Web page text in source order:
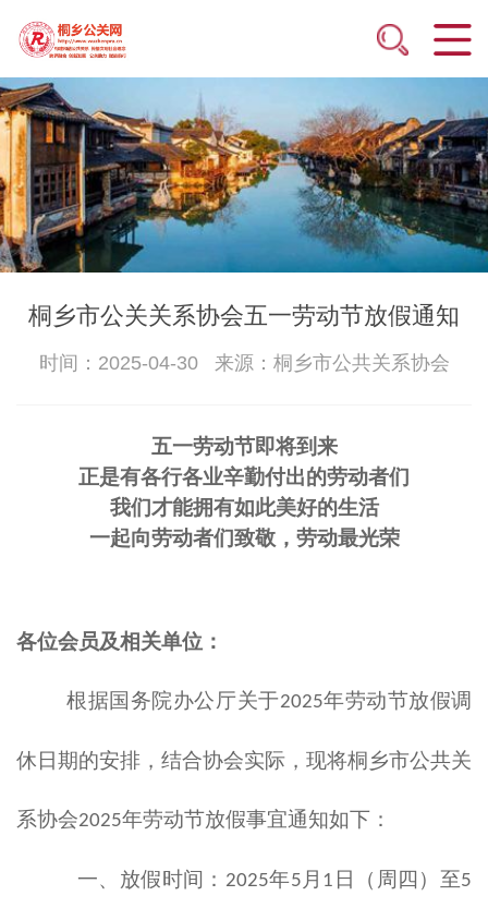
桐乡市公关关系协会五一劳动节放假通知
时间：2025-04-30 来源：桐乡市公共关系协会
五一劳动节即将到来
正是有各行各业辛勤付出的劳动者们
我们才能拥有如此美好的生活
一起向劳动者们致敬，劳动最光荣
各位会员及相关单位：
根据国务院办公厅关于2025年劳动节放假调
休日期的安排，结合协会实际，现将桐乡市公共关
系协会2025年劳动节放假事宜通知如下：
一、 放假时间： 2025年5 月 1 日（周四）至5